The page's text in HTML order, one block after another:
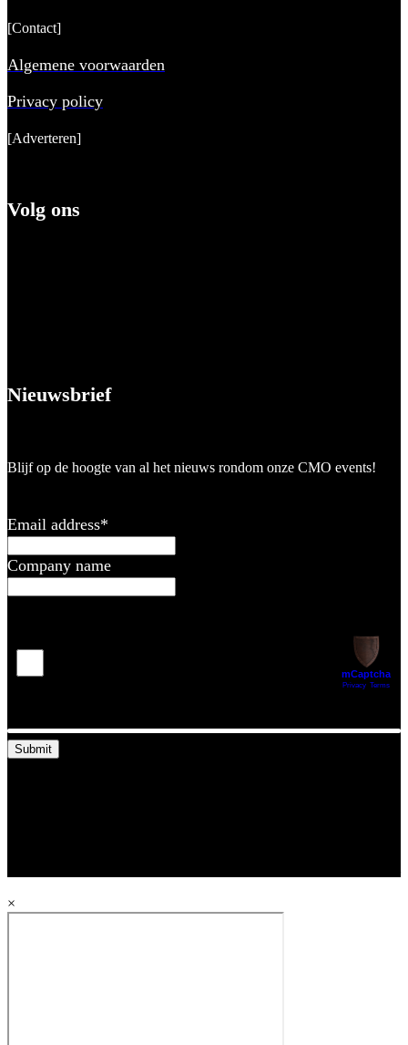
[Contact]
Algemene voorwaarden
Privacy policy
[Adverteren]
Volg ons
Nieuwsbrief
Blijf op de hoogte van al het nieuws rondom onze CMO events!
Email address*
Company name
Submit
×